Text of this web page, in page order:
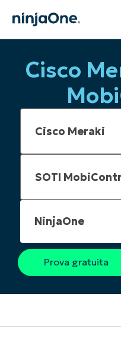
Cisco
NinjaOne
Prova gratuita